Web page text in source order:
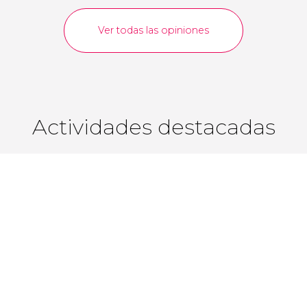
Ver todas las opiniones
Actividades destacadas